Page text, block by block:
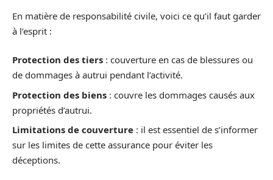
En matière de responsabilité civile, voici ce qu’il faut garder
à l’esprit :
Protection des tiers : couverture en cas de blessures ou
de dommages à autrui pendant l’activité.
Protection des biens : couvre les dommages causés aux
propriétés d’autrui.
Limitations de couverture : il est essentiel de s’informer
sur les limites de cette assurance pour éviter les
déceptions.